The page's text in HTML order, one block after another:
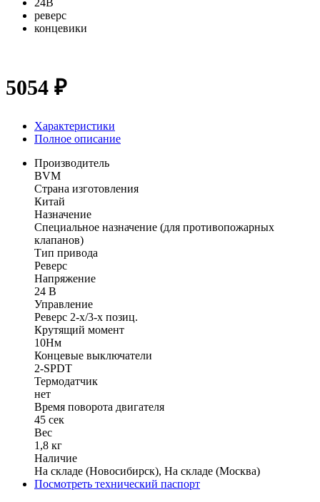
реверс
концевики
5054 ₽
Характеристики
Полное описание
Производитель
BVM
Страна изготовления
Китай
Назначение
Специальное назначение (для противопожарных
клапанов)
Тип привода
Реверс
Напряжение
24 В
Управление
Реверс 2-х/3-х позиц.
Крутящий момент
10Нм
Концевые выключатели
2-SPDT
Термодатчик
нет
Время поворота двигателя
45 cек
Вес
1,8 кг
Наличие
На складе (Новосибирск), На складе (Москва)
Посмотреть технический паспорт